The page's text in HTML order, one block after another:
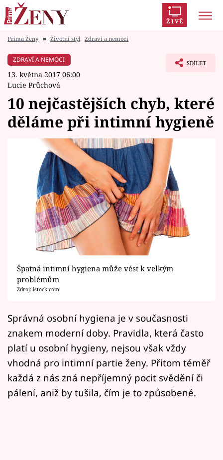
ŽIVĚ
Módní alarm
Zrádci
Témata
Celebrity
Vztahy
Seriály
Horoskopy
Sledujte prima+
Filmový festival Karlovy Vary
Mámy sobě
Přihlášení
Sledujte nás
Prima Ženy ■ Životní styl Zdraví a nemoci
ZDRAVÍ A NEMOCI
13. května 2017 06:00
Lucie Průchová
SDÍLET
10 nejčastějších chyb, které
děláme při intimní hygieně
Špatná intimní hygiena může vést k velkým
problémům
Zdroj: istock.com
Správná osobní hygiena je v současnosti
znakem moderní doby. Pravidla, která často
platí u osobní hygieny, nejsou však vždy
vhodná pro intimní partie ženy. Přitom téměř
každá z nás zná nepříjemný pocit svědění či
pálení, aniž by tušila, čím je to způsobené.